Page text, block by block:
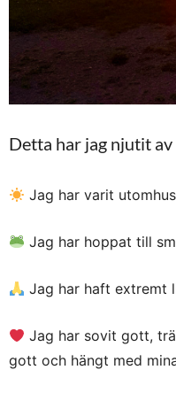
Detta har jag njutit
Jag har varit
Jag har hoppat till
Jag har haft extremt
Jag har sovit gott,
gott och hängt med